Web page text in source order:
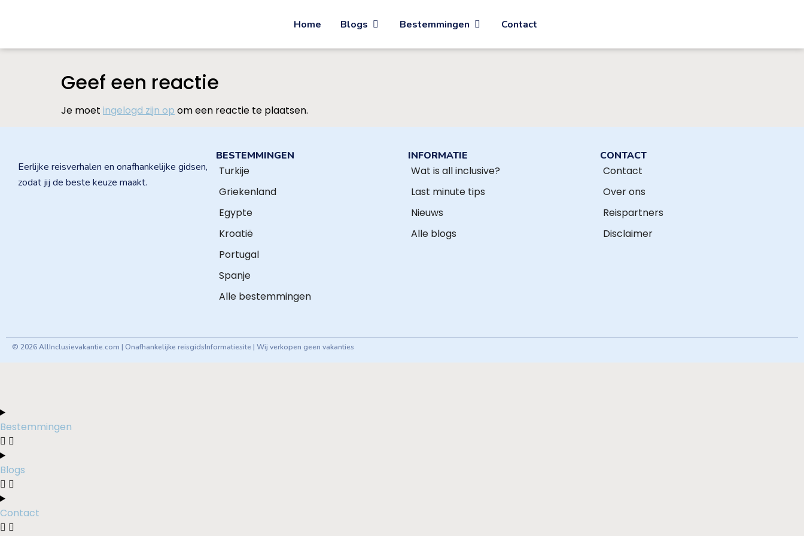
Home Blogs Bestemmingen Contact
Geef een reactie
Je moet ingelogd zijn op om een reactie te plaatsen.
Eerlijke reisverhalen en onafhankelijke gidsen,
zodat jij de beste keuze maakt.
BESTEMMINGEN
Turkije
Griekenland
Egypte
Kroatië
Portugal
Spanje
Alle bestemmingen
INFORMATIE
Wat is all inclusive?
Last minute tips
Nieuws
Alle blogs
CONTACT
Contact
Over ons
Reispartners
Disclaimer
© 2026 AllInclusievakantie.com | Onafhankelijke reisgidsInformatiesite | Wij verkopen geen vakanties
Bestemmingen
Blogs
Contact